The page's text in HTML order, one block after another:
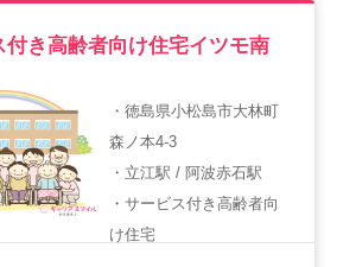
付き高齢者向け住宅イツモ南
・徳島県小松島市大林町
森ノ本4-3
・立江駅 / 阿波赤石駅
・サービス付き高齢者向
け住宅